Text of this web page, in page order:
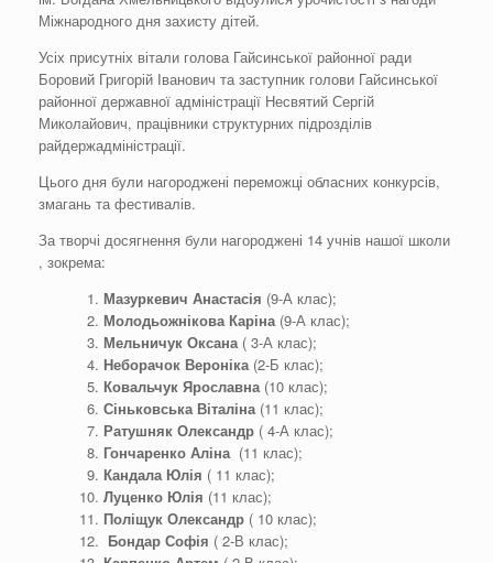
Міжнародного дня захисту дітей.
Усіх присутніх вітали голова Гайсинської районної ради
Боровий Григорій Іванович та заступник голови Гайсинської
районної державної адміністрації Несвятий Сергій
Миколайович, працівники структурних підрозділів
райдержадміністрації.
Цього дня були нагороджені переможці обласних конкурсів,
змагань та фестивалів.
За творчі досягнення були нагороджені 14 учнів нашої школи
, зокрема:
Мазуркевич Анастасія (9-А клас);
Молодьожнікова Каріна(9-А клас);
Мельничук Оксана( 3-А клас);
Неборачок Вероніка(2-Б клас);
Ковальчук Ярославна(10 клас);
СіньковськаВіталіна(11 клас);
Ратушняк Олександр( 4-А клас);
ГончаренкоАліна(11 клас);
КандалаЮлія ( 11 клас);
Луценко Юлія (11 клас);
Поліщук Олександр( 10 клас);
Бондар Софія ( 2-В клас);